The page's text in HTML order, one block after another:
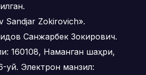
Sandjar Zokirovich».
Санжарбек Зокирович.
160108, Наманган шаҳри,
уй. Электрон манзил: